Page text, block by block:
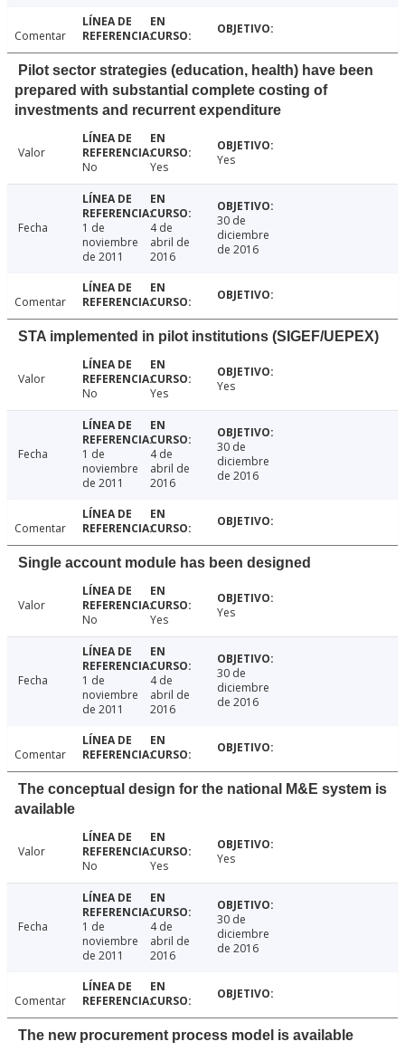
Comentar
Pilot sector strategies (education, health) have been
prepared with substantial complete costing of
investments and recurrent expenditure
Valor
No
Yes Yes
Fecha
1 de
noviembre
de 2011
4 de
abril de
2016
30 de
diciembre
de 2016
Comentar
STA implemented in pilot institutions (SIGEF/UEPEX)
Valor
No
Yes Yes
Fecha
1 de
noviembre
de 2011
4 de
abril de
2016
30 de
diciembre
de 2016
Comentar
Single account module has been designed
Valor
No
Yes Yes
Fecha
1 de
noviembre
de 2011
4 de
abril de
2016
30 de
diciembre
de 2016
Comentar
The conceptual design for the national M&E system is
available
Valor
No
Yes Yes
Fecha
1 de
noviembre
de 2011
4 de
abril de
2016
30 de
diciembre
de 2016
Comentar
The new procurement process model is available